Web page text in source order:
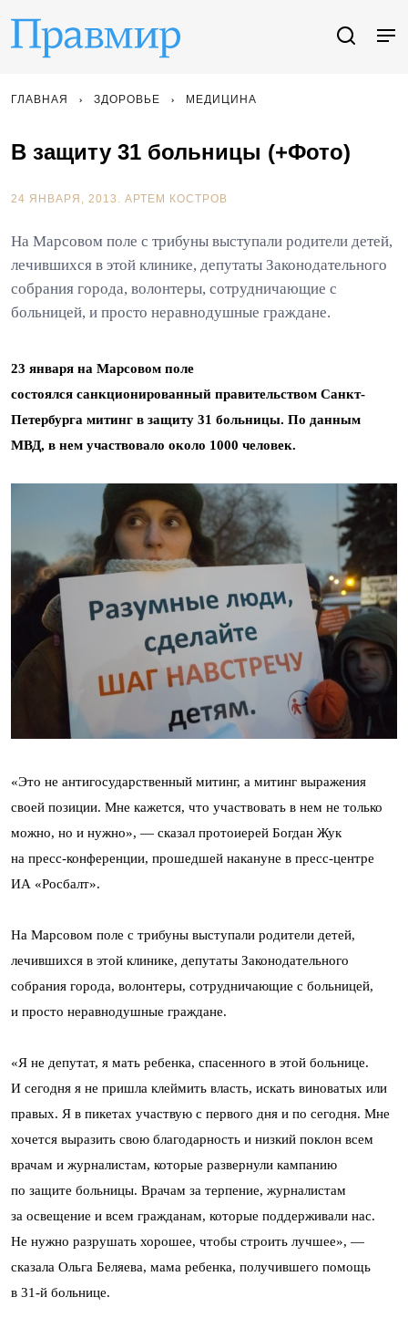
ГЛАВНАЯ ЗДОРОВЬЕ МЕДИЦИНА
В защиту 31 больницы (+Фото)
24 ЯНВАРЯ, 2013. АРТЕМ КОСТРОВ
На Марсовом поле с трибуны выступали родители детей,
лечившихся в этой клинике, депутаты Законодательного
собрания города, волонтеры, сотрудничающие с
больницей, и просто неравнодушные граждане.
23 января на Марсовом поле
состоялся санкционированный правительством Санкт-
Петербурга митинг в защиту 31 больницы. По данным
МВД, в нем участвовало около 1000 человек.
«Это не антигосударственный митинг, а митинг выражения
своей позиции. Мне кажется, что участвовать в нем не только
можно, но и нужно», — сказал протоиерей Богдан Жук
на пресс-конференции, прошедшей накануне в пресс-центре
ИА «Росбалт».
На Марсовом поле с трибуны выступали родители детей,
лечившихся в этой клинике, депутаты Законодательного
собрания города, волонтеры, сотрудничающие с больницей,
и просто неравнодушные граждане.
«Я не депутат, я мать ребенка, спасенного в этой больнице.
И сегодня я не пришла клеймить власть, искать виноватых или
правых. Я в пикетах участвую с первого дня и по сегодня. Мне
хочется выразить свою благодарность и низкий поклон всем
врачам и журналистам, которые развернули кампанию
по защите больницы. Врачам за терпение, журналистам
за освещение и всем гражданам, которые поддерживали нас.
Не нужно разрушать хорошее, чтобы строить лучшее», —
сказала Ольга Беляева, мама ребенка, получившего помощь
в 31-й больнице.